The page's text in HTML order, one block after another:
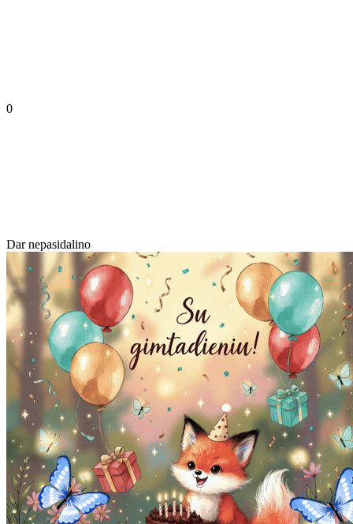
0
Dar nepasidalino